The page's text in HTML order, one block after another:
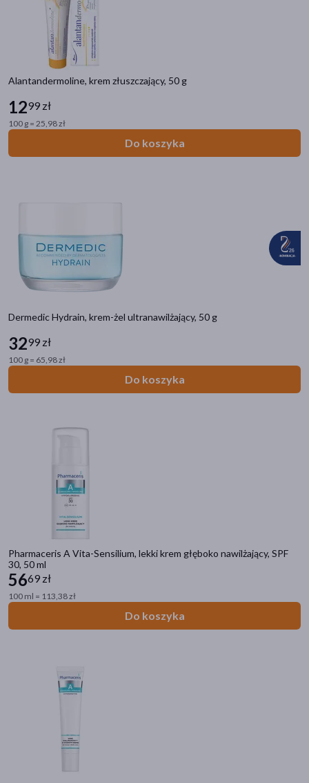
Alantandermoline, krem złuszczający, 50 g
1299 zł
100 g = 25,98 zł
Do koszyka
Dermedic Hydrain, krem-żel ultranawilżający, 50 g
3299 zł
100 g = 65,98 zł
Do koszyka
Pharmaceris A Vita-Sensilium, lekki krem głęboko nawilżający, SPF
30, 50 ml
5669 zł
100 ml = 113,38 zł
Do koszyka